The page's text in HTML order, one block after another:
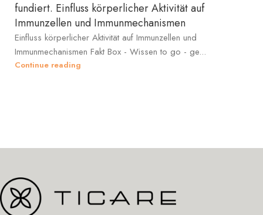
fundiert. Einfluss körperlicher Aktivität auf
Immunzellen und Immunmechanismen
Einfluss körperlicher Aktivität auf Immunzellen und
Immunmechanismen Fakt Box - Wissen to go - ge...
Continue reading